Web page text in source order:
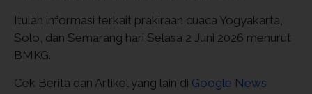
Itulah informasi terkait prakiraan cuaca Yogyakarta,
Solo, dan Semarang hari Selasa 2 Juni 2026 menurut
BMKG.
Cek Berita dan Artikel yang lain di Google News